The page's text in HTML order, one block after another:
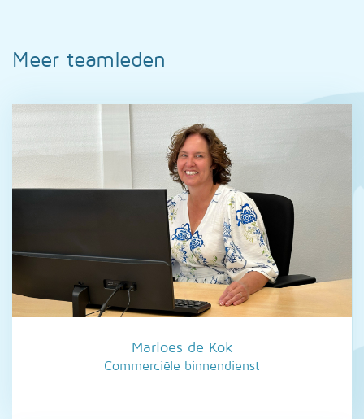
Meer teamleden
Marloes de Kok
Commerciële binnendienst